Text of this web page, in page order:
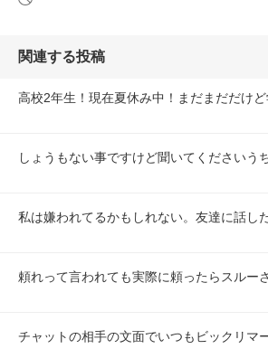
関連する投稿
高校2年生！現在夏休み中！まだまだだけ
しょうもない事ですけど聞いてくださいう
私は嫌われてるかもしれない。友達に話し
頼れって言われても実際に頼ったらスルー
チャットの相手の文面でいつもビックリマ